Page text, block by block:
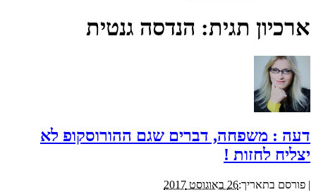
ארכיון תגית: הנדסה גנטית
דעה : משפחה, דברים שגם ההורוסקופ לא
יצליח לחזות !
| פורסם בתאריך:26 באוגוסט 2017